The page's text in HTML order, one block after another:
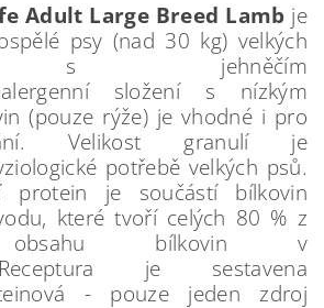
Adult Large Breed Lamb je
psy (nad 30 kg) velkých
s jehněčím
složení s nízkým
(pouze rýže) je vhodné i pro
Velikost granulí je
potřebě velkých psů.
protein je součástí bílkovin
které tvoří celých 80 % z
obsahu bílkovin v
je sestavena
- pouze jeden zdroj